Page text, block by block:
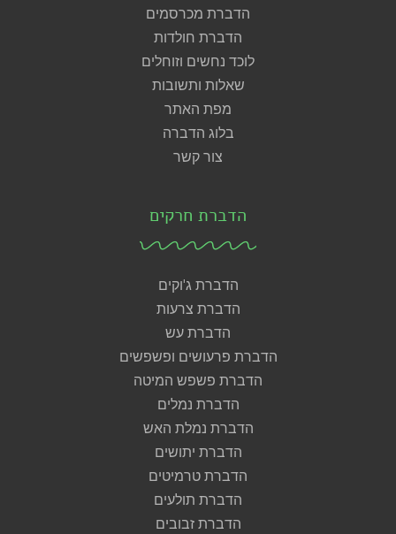
הדברת מכרסמים
הדברת חולדות
לוכד נחשים וזוחלים
שאלות ותשובות
מפת האתר
בלוג הדברה
צור קשר
הדברת חרקים
הדברת ג'וקים
הדברת צרעות
הדברת עש
הדברת פרעושים ופשפשים
הדברת פשפש המיטה
הדברת נמלים
הדברת נמלת האש
הדברת יתושים
הדברת טרמיטים
הדברת תולעים
הדברת זבובים